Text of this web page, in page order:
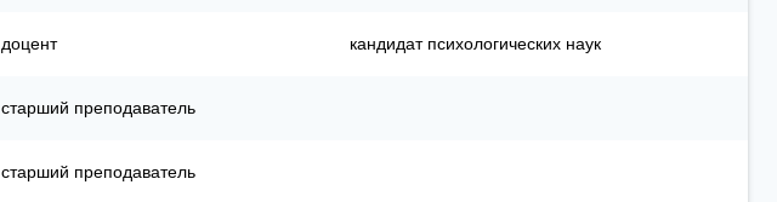
доцент кандидат психологических наук
старший преподаватель
старший преподаватель